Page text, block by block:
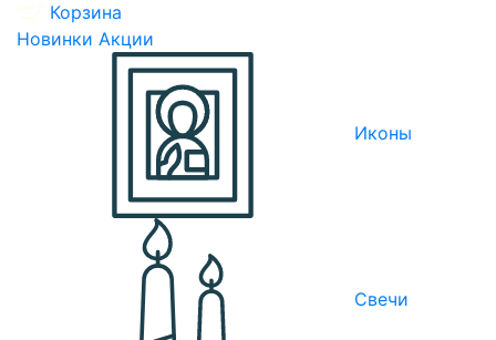
Корзина
Новинки Акции
Иконы
Свечи